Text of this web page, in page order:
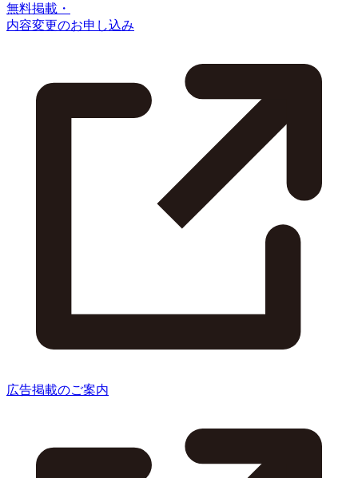
無料掲載・
内容変更のお申し込み
広告掲載のご案内